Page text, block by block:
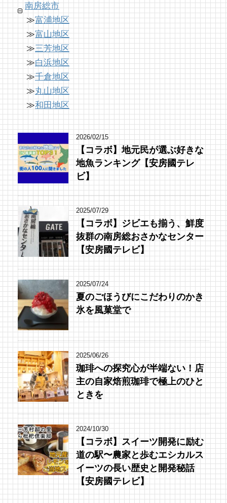
南房総市
≫富浦地区
≫富山地区
≫三芳地区
≫白浜地区
≫千倉地区
≫丸山地区
≫和田地区
2026/02/15
【コラボ】地元民が選ぶ好きな
地魚ランキング【安房國テレ
ビ】
2025/07/29
【コラボ】ジビエも揃う、鮮度
抜群の南房総おさかなセンター
【安房國テレビ】
2025/07/24
夏のごほうびにこだわりのかき
氷を風菓堂で
2025/06/26
珈琲への探究心が半端ない！店
主の自家焙煎珈琲で極上のひと
ときを
2024/10/30
【コラボ】スイーツ開発に励む
道の駅〜農家と歩むエシカルス
イーツの長い歴史と開発秘話
【安房國テレビ】